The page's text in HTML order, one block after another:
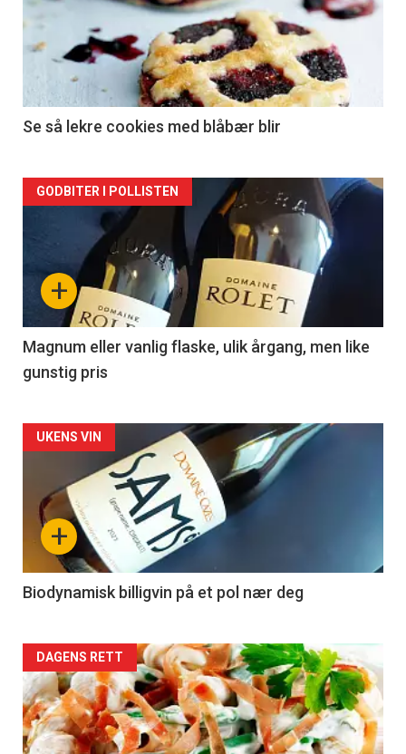
akkurat
nå
2
Se så lekre cookies med blåbær blir
Forsiden
akkurat
nå
3
+
GODBITER I POLLISTEN
Magnum eller vanlig flaske, ulik årgang, men like
gunstig pris
Forsiden
akkurat
nå
4
+
UKENS VIN
Biodynamisk billigvin på et pol nær deg
Forsiden
akkurat
nå
DAGENS RETT